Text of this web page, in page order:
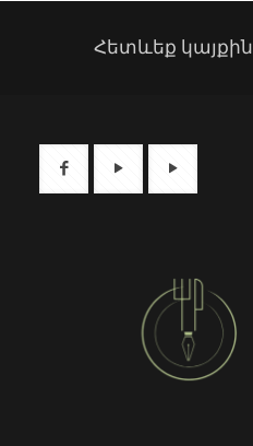
Հետևեք կայքին